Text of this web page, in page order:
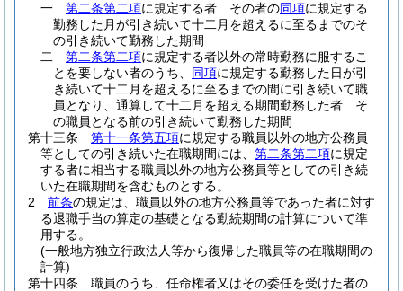
一
第二条第二項に規定する者 その者の同項に規定する
勤務した月が引き続いて十二月を超えるに至るまでのそ
の引き続いて勤務した期間
二
第二条第二項に規定する者以外の常時勤務に服するこ
とを要しない者のうち、 同項に規定する勤務した日が引
き続いて十二月を超えるに至るまでの間に引き続いて職
員となり、通算して十二月を超える期間勤務した者 そ
の職員となる前の引き続いて勤務した期間
第十三条
第十一条第五項に規定する職員以外の地方公務員
等としての引き続いた在職期間には、 第二条第二項に規定
する者に相当する職員以外の地方公務員等としての引き続
いた在職期間を含むものとする。
2
前条の規定は、職員以外の地方公務員等であった者に対す
る退職手当の算定の基礎となる勤続期間の計算について準
用する。
(一般地方独立行政法人等から復帰した職員等の在職期間の
計算)
第十四条
職員のうち、任命権者又はその委任を受けた者の